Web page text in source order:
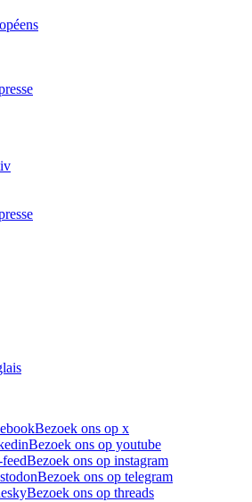
Bezoek ons op x
Bezoek ons op youtube
Bezoek ons op instagram
Bezoek ons op telegram
Bezoek ons op threads